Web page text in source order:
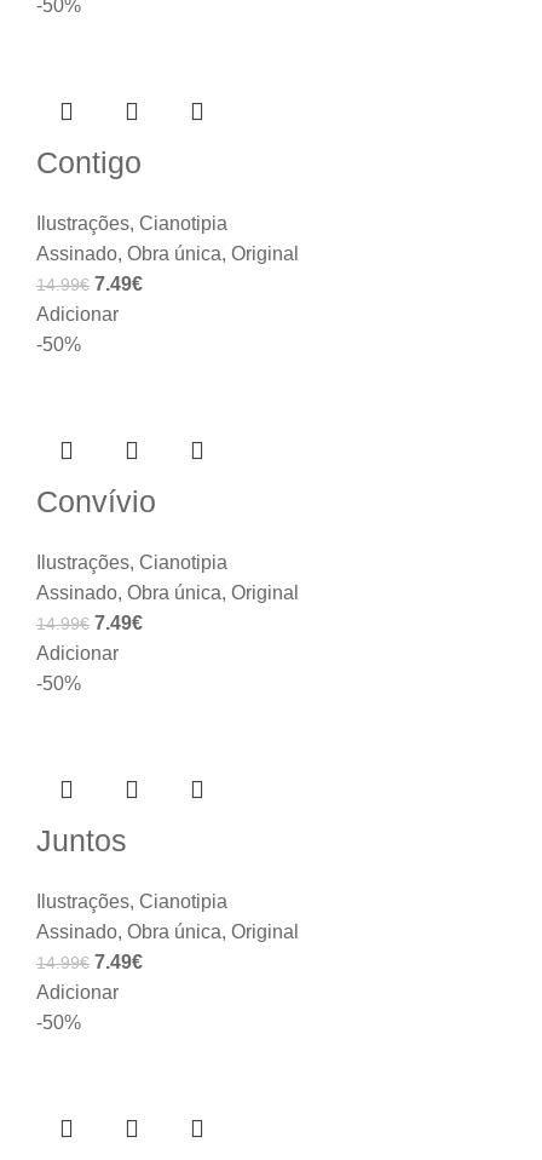
-50%
Contigo
Ilustrações, Cianotipia
Assinado, Obra única, Original
14.99€ 7.49€
Adicionar
-50%
Convívio
Ilustrações, Cianotipia
Assinado, Obra única, Original
14.99€ 7.49€
Adicionar
-50%
Juntos
Ilustrações, Cianotipia
Assinado, Obra única, Original
14.99€ 7.49€
Adicionar
-50%